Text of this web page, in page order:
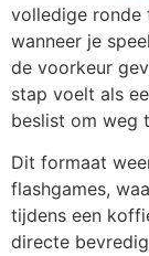
volledige ronde
wanneer je
de voorkeur
stap voelt als
beslist om weg
Dit formaat
flashgames,
tijdens een
directe